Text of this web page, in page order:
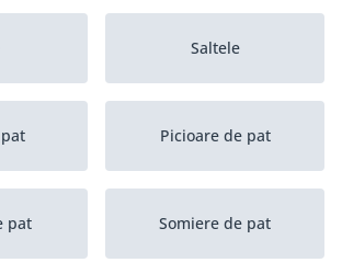
Saltele
Picioare de pat
pat Somiere de pat